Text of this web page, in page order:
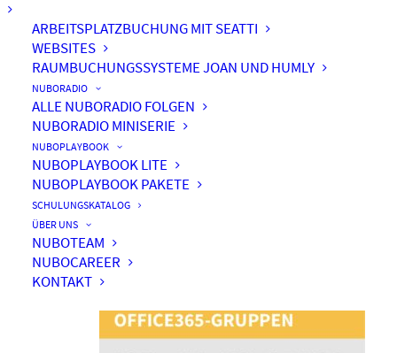
ARBEITSPLATZBUCHUNG MIT SEATTI
WEBSITES
RAUMBUCHUNGSSYSTEME JOAN UND HUMLY
NUBORADIO
ALLE NUBORADIO FOLGEN
NUBORADIO MINISERIE
NUBOPLAYBOOK
NUBOPLAYBOOK LITE
NUBOPLAYBOOK PAKETE
SCHULUNGSKATALOG
ÜBER UNS
NUBOTEAM
NUBOCAREER
KONTAKT
Office365-Gruppe, was
steckt dahinter?